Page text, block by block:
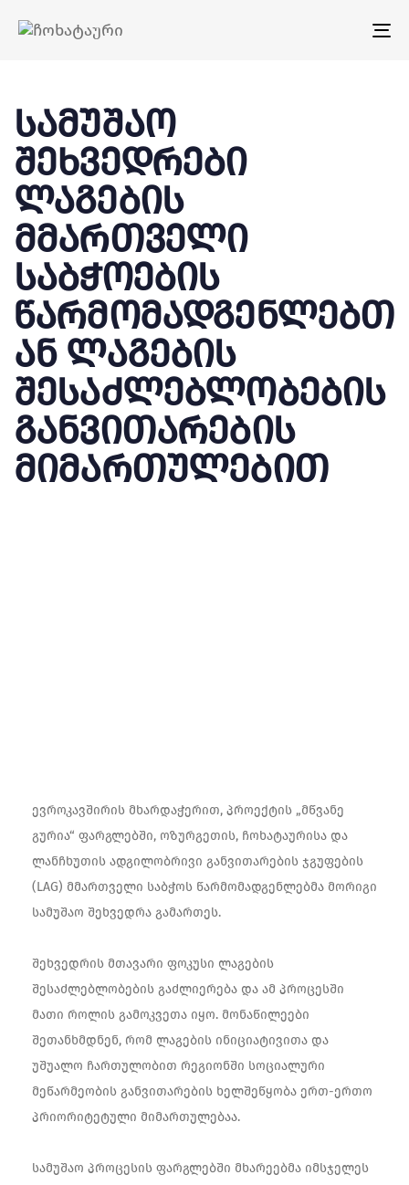
სამუშაო
შეხვედრები
ლაგების
მმართველი
საბჭოების
წარმომადგენლებთ
ან ლაგების
შესაძლებლობების
განვითარების
მიმართულებით
ევროკავშირის მხარდაჭერით, პროექტის „მწვანე
გურია“ ფარგლებში, ოზურგეთის, ჩოხატაურისა და
ლანჩხუთის ადგილობრივი განვითარების ჯგუფების
(LAG) მმართველი საბჭოს წარმომადგენლებმა მორიგი
სამუშაო შეხვედრა გამართეს.
შეხვედრის მთავარი ფოკუსი ლაგების
შესაძლებლობების გაძლიერება და ამ პროცესში
მათი როლის გამოკვეთა იყო. მონაწილეები
შეთანხმდნენ, რომ ლაგების ინიციატივითა და
უშუალო ჩართულობით რეგიონში სოციალური
მეწარმეობის განვითარების ხელშეწყობა ერთ-ერთო
პრიორიტეტული მიმართულებაა.
სამუშაო პროცესის ფარგლებში მხარეებმა იმსჯელეს